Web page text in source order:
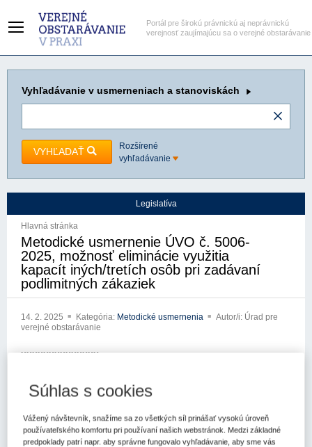
Portál pre širokú právnickú aj neprávnickú
verejnosť zaujímajúcu sa o verejné obstarávanie
Vyhľadávanie v usmerneniach a stanoviskách
VYHĽADAŤ
Rozšírené
vyhľadávanie
Legislatíva
Hlavná stránka
Metodické usmernenie ÚVO č. 5006-
2025, možnosť eliminácie využitia
kapacít iných/tretích osôb pri zadávaní
podlimitných zákaziek
14. 2. 2025 Kategória: Metodické usmernenia
Autor/i: Úrad pre
verejné obstarávanie
xxxxxxxxxxxxxx
xxxxxxxxxxx xxxxxxxxxx
Súhlas s cookies
Vážený návštevník, snažíme sa zo všetkých síl prinášať vysokú úroveň
používateľského komfortu pri používaní našich webstránok. Medzi základné
predpoklady patrí napr. aby správne fungovalo vyhľadávanie, aby sme vás